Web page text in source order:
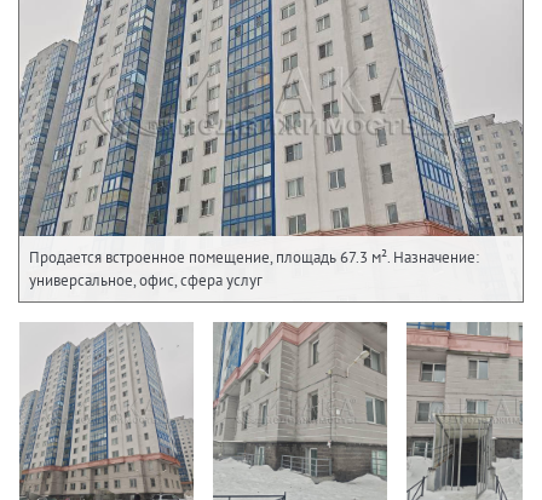
Продается встроенное помещение, площадь 67.3 м². Назначение:
универсальное, офис, сфера услуг